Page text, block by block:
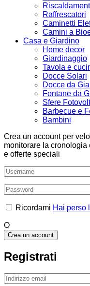
Raffrescatori
Caminetti
Camini a
Casa e Giardino
Home decor
Giardinaggio
Tavola e
Docce Solari
Docce da
Fontane da
Sfere
Barbecue e
Bambini
Crea un account per
monitorare la
e offerte speciali
Ricordami Hai perso
O
Crea un account
Registrati